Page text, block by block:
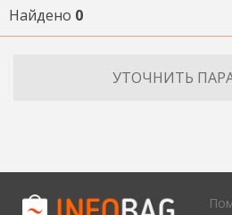
Найдено 0
УТОЧНИТЬ